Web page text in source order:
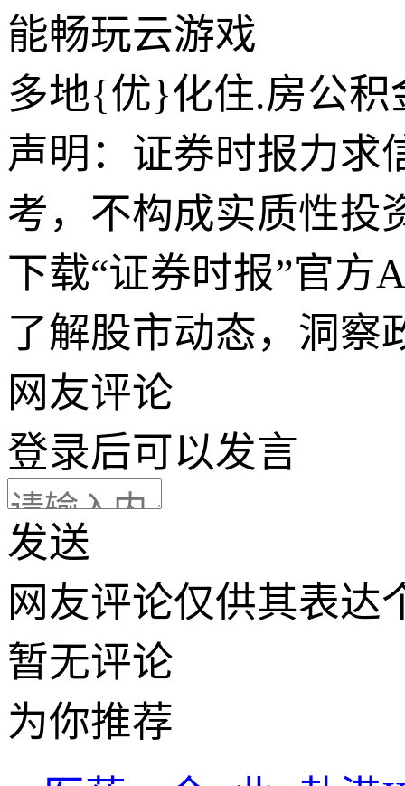
能畅玩云游戏
多地{优}化住.房公积
声明：证券时报力求
考，不构成实质性投
下载“证券时报”官方
了解股市动态，洞察
网友评论
登录后可以发言
发送
网友评论仅供其表达
暂无评论
为你推荐